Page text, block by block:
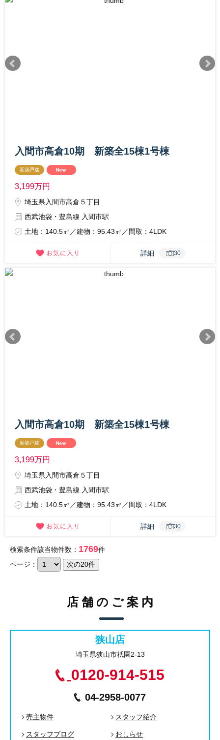
入間市高倉10期 新築全15棟1号棟
新築戸建
3,199万円
埼玉県入間市高倉５丁目
西武池袋・豊島線 入間市駅
土地：140.5㎡／建物：95.43㎡／間取：4LDK
詳細 30
入間市高倉10期 新築全15棟1号棟
新築戸建
3,199万円
埼玉県入間市高倉５丁目
西武池袋・豊島線 入間市駅
土地：140.5㎡／建物：95.43㎡／間取：4LDK
詳細 30
検索条件該当物件数： 1769件
ページ：
店舗のご案内
狭山店
埼玉県狭山市祇園2-13
0120-914-515
04-2958-0077
売主物件 スタッフ紹介
スタッフブログ おしらせ